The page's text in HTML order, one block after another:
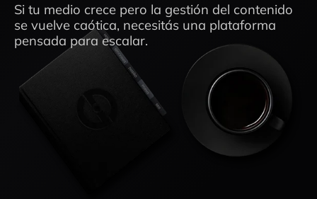
Si tu medio crece pero la gestión del contenido
se vuelve caótica, necesitás una plataforma
pensada para escalar.